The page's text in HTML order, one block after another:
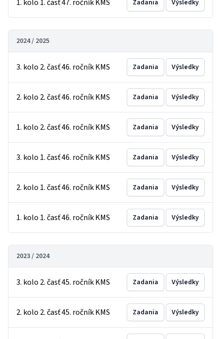
1. kolo 1. časť 47. ročník KMS Zadania Výsledky
2024 / 2025
3. kolo 2. časť 46. ročník KMS Zadania Výsledky
2. kolo 2. časť 46. ročník KMS Zadania Výsledky
1. kolo 2. časť 46. ročník KMS Zadania Výsledky
3. kolo 1. časť 46. ročník KMS Zadania Výsledky
2. kolo 1. časť 46. ročník KMS Zadania Výsledky
1. kolo 1. časť 46. ročník KMS Zadania Výsledky
2023 / 2024
3. kolo 2. časť 45. ročník KMS Zadania Výsledky
2. kolo 2. časť 45. ročník KMS Zadania Výsledky